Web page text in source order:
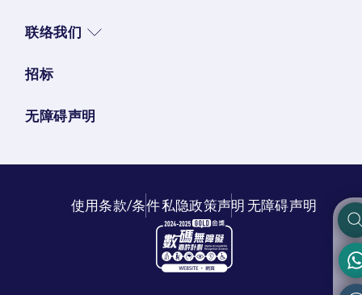
联络我们
招标
无障碍声明
使用条款/条件私隐政策声明无障碍声明